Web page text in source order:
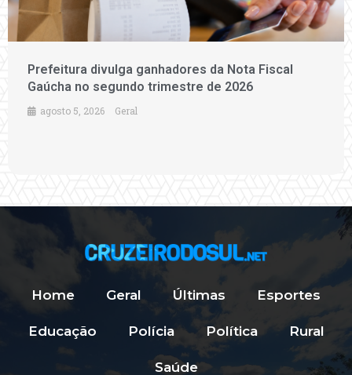
Prefeitura divulga ganhadores da Nota Fiscal
Gaúcha no segundo trimestre de 2026
agosto 5, 2026 Geral
Home Geral Últimas Esportes
Educação Polícia Política Rural
Saúde